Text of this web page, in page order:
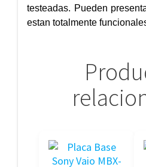
testeadas. Pueden
estan totalmente